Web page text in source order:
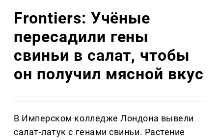
Frontiers: Учёные
пересадили гены
свиньи в салат, чтобы
он получил мясной вкус
В Имперском колледже Лондона вывели
салат-латук с генами свиньи. Растение